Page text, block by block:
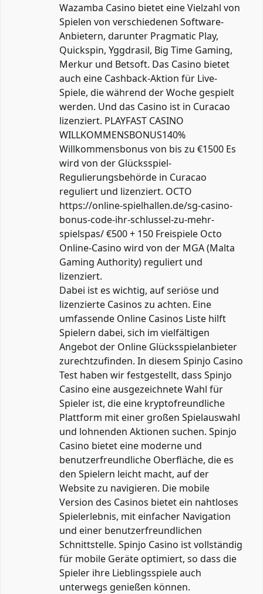
Wazamba Casino bietet eine Vielzahl von
Spielen von verschiedenen Software-
Anbietern, darunter Pragmatic Play,
Quickspin, Yggdrasil, Big Time Gaming,
Merkur und Betsoft. Das Casino bietet
auch eine Cashback-Aktion für Live-
Spiele, die während der Woche gespielt
werden. Und das Casino ist in Curacao
lizenziert. PLAYFAST CASINO
WILLKOMMENSBONUS140%
Willkommensbonus von bis zu €1500 Es
wird von der Glücksspiel-
Regulierungsbehörde in Curacao
reguliert und lizenziert. OCTO
https://online-spielhallen.de/sg-casino-
bonus-code-ihr-schlussel-zu-mehr-
spielspas/€500 + 150 Freispiele Octo
Online-Casino wird von der MGA (Malta
Gaming Authority) reguliert und
lizenziert.
Dabei ist es wichtig, auf seriöse und
lizenzierte Casinos zu achten. Eine
umfassende Online Casinos Liste hilft
Spielern dabei, sich im vielfältigen
Angebot der Online Glücksspielanbieter
zurechtzufinden. In diesem Spinjo Casino
Test haben wir festgestellt, dass Spinjo
Casino eine ausgezeichnete Wahl für
Spieler ist, die eine kryptofreundliche
Plattform mit einer großen Spielauswahl
und lohnenden Aktionen suchen. Spinjo
Casino bietet eine moderne und
benutzerfreundliche Oberfläche, die es
den Spielern leicht macht, auf der
Website zu navigieren. Die mobile
Version des Casinos bietet ein nahtloses
Spielerlebnis, mit einfacher Navigation
und einer benutzerfreundlichen
Schnittstelle. Spinjo Casino ist vollständig
für mobile Geräte optimiert, so dass die
Spieler ihre Lieblingsspiele auch
unterwegs genießen können.